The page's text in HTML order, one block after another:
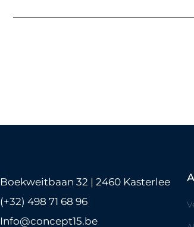
Boekweitbaan 32 | 2460 Kasterlee
(+32) 498 71 68 96
Info@concept15.be